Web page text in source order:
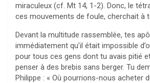
miraculeux (cf. Mt 14, 1-2). Donc, le
ces mouvements de foule, cherchait à
Devant la multitude rassemblée, tes
immédiatement qu’il était impossible
pour tous ces gens dont tu avais pitié
penser à des brebis sans berger. Tu
Philippe : « Où pourrions-nous acheter